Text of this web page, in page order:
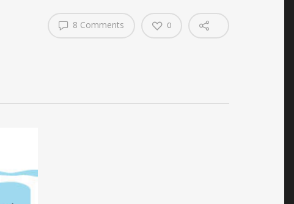
8 Comments 0